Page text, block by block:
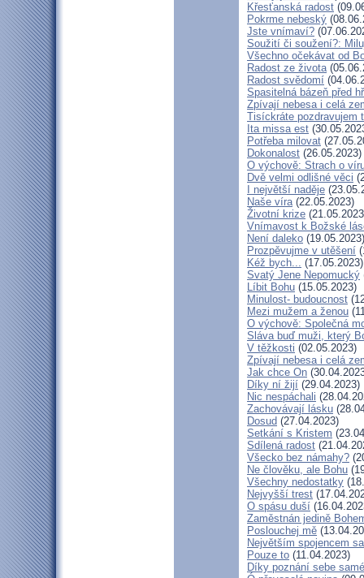
Křesťanská radost
Pokrme nebeský
Jste vnímaví?
Soužití či soužení?:
Všechno očekávat od
Radost ze života
Radost svědomí
Spasitelná bázeň před
Zpívají nebesa i celá
Tisíckráte pozdravujem
Ita missa est
Potřeba milovat
Dokonalost (26.05.2023)
O výchově: Strach o
Dvě velmi odlišné věci
I největší naděje
Naše víra(22.05.2023)
Životní krize
Vnímavost k Božské
Není daleko (19.05.2023)
Prozpěvujme v utěšení
Kéž bych... (17.05.2023)
Svatý Jene Nepomucký
Líbit Bohu (15.05.2023)
Minulost- budoucnost
Mezi mužem a ženou
O výchově: Společná
Sláva buď muži, který
V těžkosti (02.05.2023)
Zpívají nebesa i celá
Jak chce On
Díky ní žijí (29.04.2023)
Nic nespáchali
Zachovávají lásku
Dosud (27.04.2023)
Setkání s Kristem
Sdílená radost
Všecko bez námahy?
Ne člověku, ale Bohu
Všechny nedostatky
Nejvyšší trest
O spásu duší
Zaměstnán jedině
Poslouchej mě
Největším spojencem
Pouze to (11.04.2023)
Díky poznání sebe